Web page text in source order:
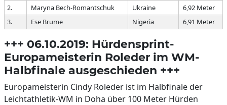
2. Maryna Bech-Romantschuk Ukraine
6,92 Meter
3.
Ese Brume Nigeria 6,91 Meter
+++ 06.10.2019: Hürdensprint-
Europameisterin Roleder im WM-
Halbfinale ausgeschieden +++
Europameisterin Cindy Roleder ist im Halbfinale der
Leichtathletik-WM in Doha über 100 Meter Hürden